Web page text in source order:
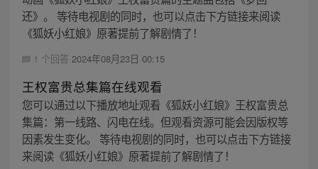
还》。 等待电视剧的同时，也可以点击下方链接来阅读
《狐妖小红娘》原著提前了解剧情了！
1 个回答 2024年08月23日 00:15
王权富贵总集篇在线观看
您可以通过以下播放地址观看《狐妖小红娘》王权富贵总
集篇：第一线路、闪电在线。但观看资源可能会因版权等
因素发生变化。 等待电视剧的同时，也可以点击下方链接
来阅读《狐妖小红娘》原著提前了解剧情了！